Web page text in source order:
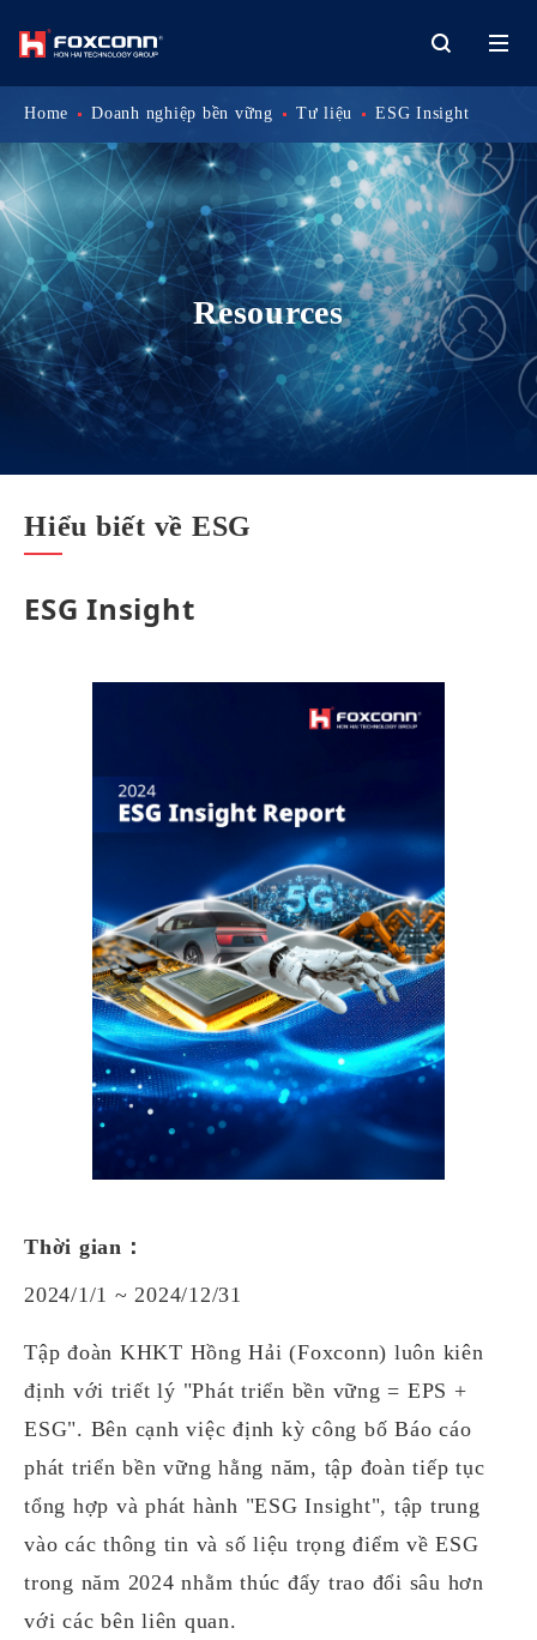
Resources
Home Doanh nghiệp bền vững Tư liệu ESG Insight
Hiểu biết về ESG
ESG Insight​
Thời gian：
2024/1/1 ~ 2024/12/31
Tập đoàn KHKT Hồng Hải (Foxconn) luôn kiên
định với triết lý "Phát triển bền vững = EPS +
ESG". Bên cạnh việc định kỳ công bố Báo cáo
phát triển bền vững hằng năm, tập đoàn tiếp tục
tổng hợp và phát hành "ESG Insight", tập trung
vào các thông tin và số liệu trọng điểm về ESG
trong năm 2024 nhằm thúc đẩy trao đổi sâu hơn
với các bên liên quan.